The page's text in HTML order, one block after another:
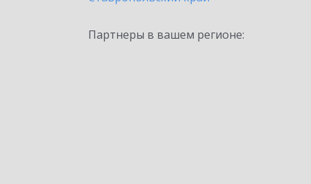
Партнеры в вашем регионе: